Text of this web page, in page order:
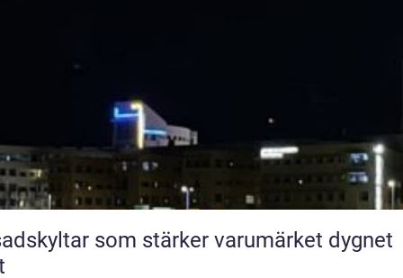
som stärker varumärket dygnet